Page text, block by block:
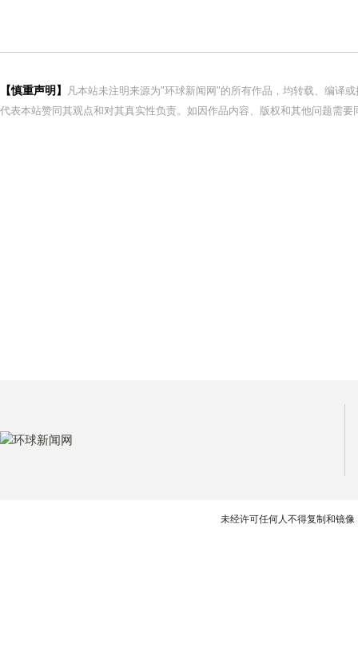
【慎重声明】
凡本站未注明来源为"环球新闻网"的所有作品，均转载、编译
代表本站赞同其观点和对其真实性负责。如因作品内容、版权和其他问题需
未经许可任何人不得复制和镜